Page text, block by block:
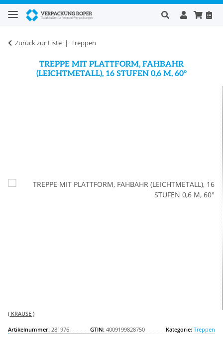
Zurück zur Liste Treppen
TREPPE MIT PLATTFORM, FAHBAHR
(LEICHTMETALL), 16 STUFEN 0,6 M, 60°
( KRAUSE )
Artikelnummer: 281976 GTIN: 4009199828750 Kategorie: Treppen